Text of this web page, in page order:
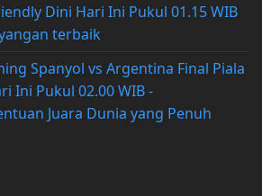
Dini Hari Ini Pukul 01.15 WIB
terbaik
Spanyol vs Argentina Final Piala
Ini Pukul 02.00 WIB -
Juara Dunia yang Penuh